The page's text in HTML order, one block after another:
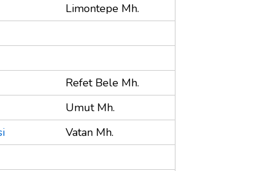
Limontepe Mh.
Refet Bele Mh.
Umut Mh.
Vatan Mh.